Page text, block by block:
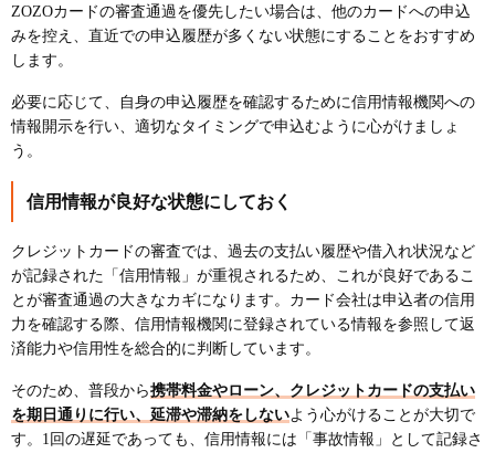
ZOZOカードの審査通過を優先したい場合は、他のカードへの申込
みを控え、直近での申込履歴が多くない状態にすることをおすすめ
します。
必要に応じて、自身の申込履歴を確認するために信用情報機関への
情報開示を行い、適切なタイミングで申込むように心がけましょ
う。
信用情報が良好な状態にしておく
クレジットカードの審査では、過去の支払い履歴や借入れ状況など
が記録された「信用情報」が重視されるため、これが良好であるこ
とが審査通過の大きなカギになります。カード会社は申込者の信用
力を確認する際、信用情報機関に登録されている情報を参照して返
済能力や信用性を総合的に判断しています。
そのため、普段から携帯料金やローン、クレジットカードの支払い
を期日通りに行い、延滞や滞納をしないよう心がけることが大切で
す。1回の遅延であっても、信用情報には「事故情報」として記録さ